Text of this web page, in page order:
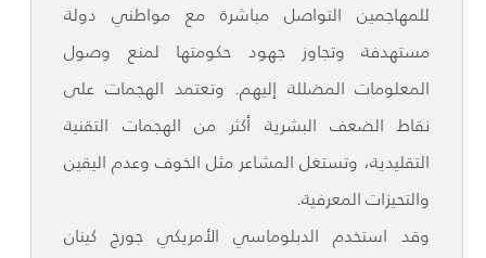
للمهاجمين التواصل مباشرة مع مواطني دولة
مستهدفة وتجاوز جهود حكومتها لمنع وصول
المعلومات المضللة إليهم. وتعتمد الهجمات على
نقاط الضعف البشرية أكثر من الهجمات التقنية
التقليدية، وتستغل المشاعر مثل الخوف وعدم اليقين
والتحيزات المعرفية.
وقد استخدم الدبلوماسي الأمريكي جورج كينان